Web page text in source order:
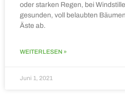
oder starken Regen, bei
gesunden, voll belaubten
Äste ab.
WEITERLESEN »
Juni 1, 2021